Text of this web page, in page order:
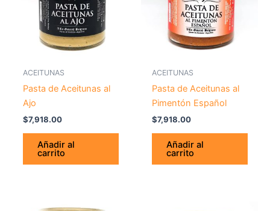
ACEITUNAS
Pasta de Aceitunas al
Ajo
$7,918.00
Añadir al
carrito
ACEITUNAS
Pasta de Aceitunas al
Pimentón Español
$7,918.00
Añadir al
carrito